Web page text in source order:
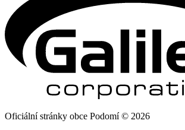
Oficiální stránky obce Podomí © 2026